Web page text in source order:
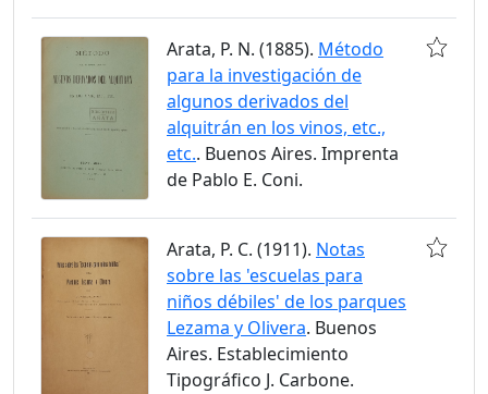
Arata, P. N. (1885). Método
para la investigación de
algunos derivados del
alquitrán en los vinos, etc.,
etc.. Buenos Aires. Imprenta
de Pablo E. Coni.
Arata, P. C. (1911). Notas
sobre las 'escuelas para
niños débiles' de los parques
Lezama y Olivera. Buenos
Aires. Establecimiento
Tipográfico J. Carbone.